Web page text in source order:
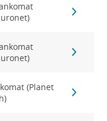
(Planet